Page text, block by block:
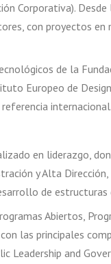
Corporativa).
con proyectos en
de la
Europeo de
internacional.
en liderazgo,
y Alta Dirección,
de estructuras
Abiertos,
las principales
Leadership and